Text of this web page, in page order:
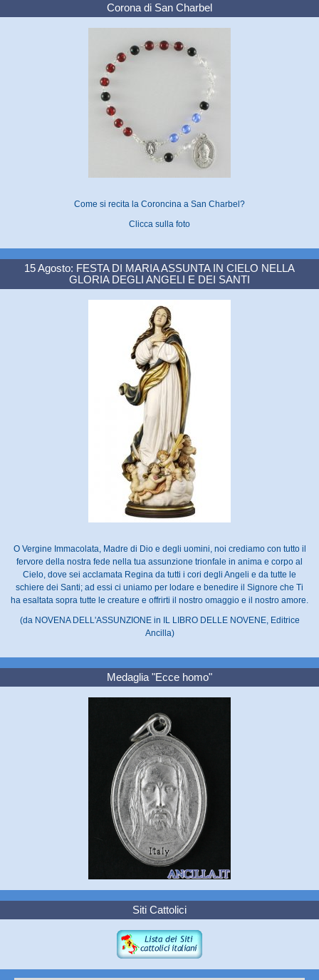
Corona di San Charbel
Come si recita la Coroncina a San Charbel?
Clicca sulla foto
15 Agosto: FESTA DI MARIA ASSUNTA IN CIELO NELLA
GLORIA DEGLI ANGELI E DEI SANTI
O Vergine Immacolata, Madre di Dio e degli uomini, noi crediamo con tutto il
fervore della nostra fede nella tua assunzione trionfale in anima e corpo al
Cielo, dove sei acclamata Regina da tutti i cori degli Angeli e da tutte le
schiere dei Santi; ad essi ci uniamo per lodare e benedire il Signore che Ti
ha esaltata sopra tutte le creature e offrirti il nostro omaggio e il nostro amore.
(da NOVENA DELL'ASSUNZIONE in IL LIBRO DELLE NOVENE, Editrice
Ancilla)
Medaglia "Ecce homo"
Siti Cattolici